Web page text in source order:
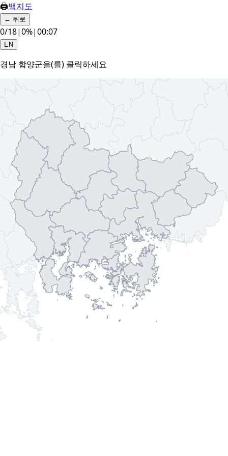
🖨백지도
← 뒤로
0/18|0%|00:08
EN
경남 함양군을(를) 클릭하세요